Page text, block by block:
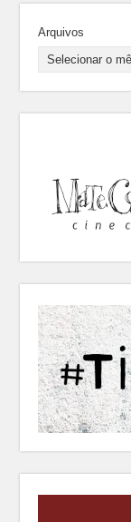
Arquivos